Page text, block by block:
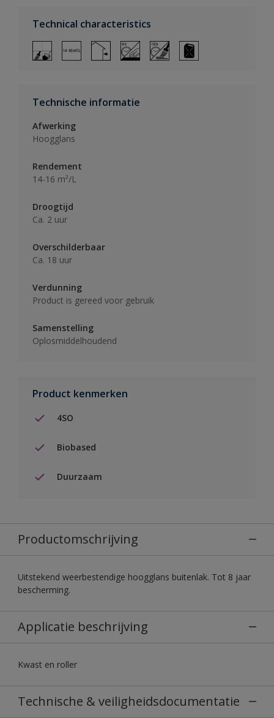
Technical characteristics
Technische informatie
Afwerking
Hoogglans
Rendement
14-16 m²/L
Droogtijd
Ca. 2 uur
Overschilderbaar
Ca. 18 uur
Verdunning
Product is gereed voor gebruik
Samenstelling
Oplosmiddelhoudend
Product kenmerken
4SO
Biobased
Duurzaam
Productomschrijving
Uitstekend weerbestendige hoogglans buitenlak. Tot 8 jaar
bescherming.
Applicatie beschrijving
Kwast en roller
Technische & veiligheidsdocumentatie